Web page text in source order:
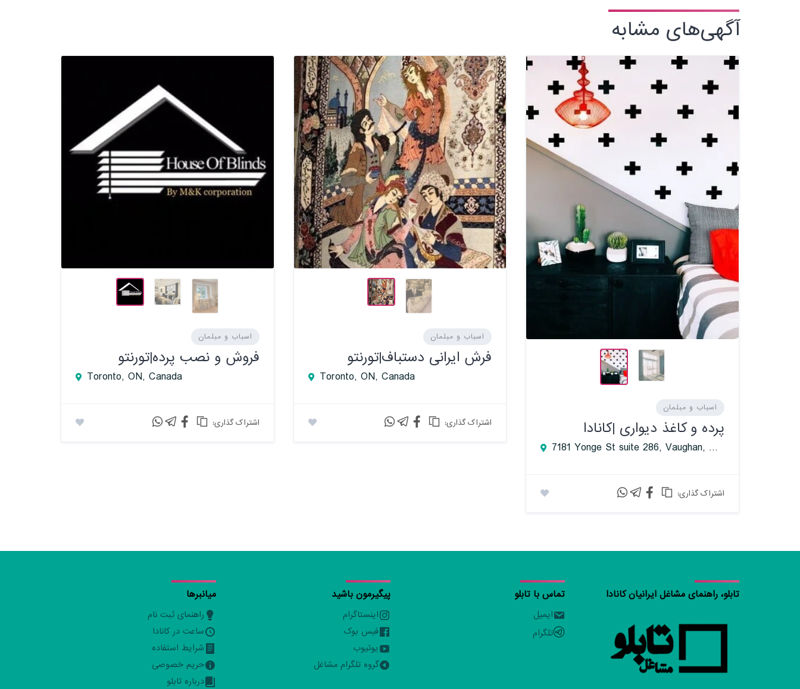
آگهی‌های مشابه
اسباب و مبلمان
فروش و نصب پرده|تورنتو
Toronto, ON, Canada
:اشتراک گذاری
اسباب و مبلمان
فرش ایرانی دستباف|تورنتو
Toronto, ON, Canada
:اشتراک گذاری
اسباب و مبلمان
پرده و کاغذ دیواری |کانادا
7181 Yonge St suite 286, Vaughan, ON L3T 0C7, Canada
:اشتراک گذاری
میانبرها
راهنمای ثبت نام
ساعت در کانادا
شرایط استفاده
حریم خصوصی
درباره تابلو
پیگیرمون باشید
اینستاگرام
فیس بوک
یوتیوب
گروه تلگرام مشاغل
تماس با تابلو
ایمیل
تلگرام
تابلو، راهنمای مشاغل ایرانیان کانادا